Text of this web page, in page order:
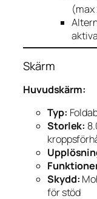
(max
Skärm
Huvudskärm:
Typ:
Storlek:
Skydd:
för stöd